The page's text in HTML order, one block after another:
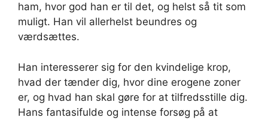
ham, hvor god han er til det, og helst så tit som
muligt. Han vil allerhelst beundres og
værdsættes.
Han interesserer sig for den kvindelige krop,
hvad der tænder dig, hvor dine erogene zoner
er, og hvad han skal gøre for at tilfredsstille dig.
Hans fantasifulde og intense forsøg på at